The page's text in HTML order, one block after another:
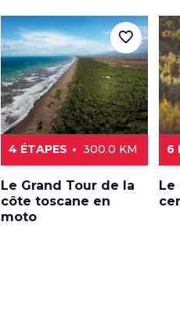
4 ÉTAPES 300.0 KM
Le Grand Tour de la
côte toscane en
moto
favorite_border
6
Le